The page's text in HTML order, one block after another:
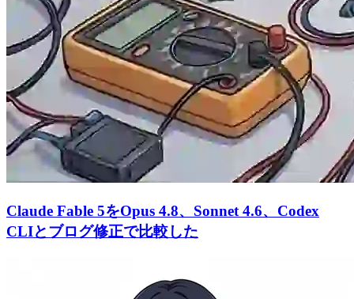
Claude Fable 5をOpus 4.8、Sonnet 4.6、Codex
CLIとブログ修正で比較した